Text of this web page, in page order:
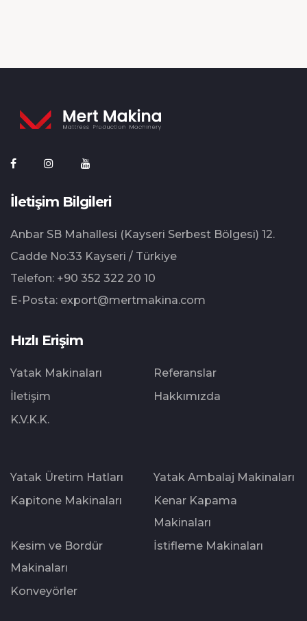
İletişim Bilgileri
Anbar SB Mahallesi (Kayseri Serbest Bölgesi) 12.⁠
⁠Cadde No:33 Kayseri / Türkiye
Telefon: +90 352 322 20 10
E-Posta: export@mertmakina.com
Hızlı Erişim
Yatak Makinaları
Referanslar
İletişim
Hakkımızda
K.V.K.K.
Yatak Üretim Hatları
Yatak Ambalaj Makinaları
Kapitone Makinaları
Kenar Kapama
Makinaları
Kesim ve Bordür
Makinaları
İstifleme Makinaları
Konveyörler